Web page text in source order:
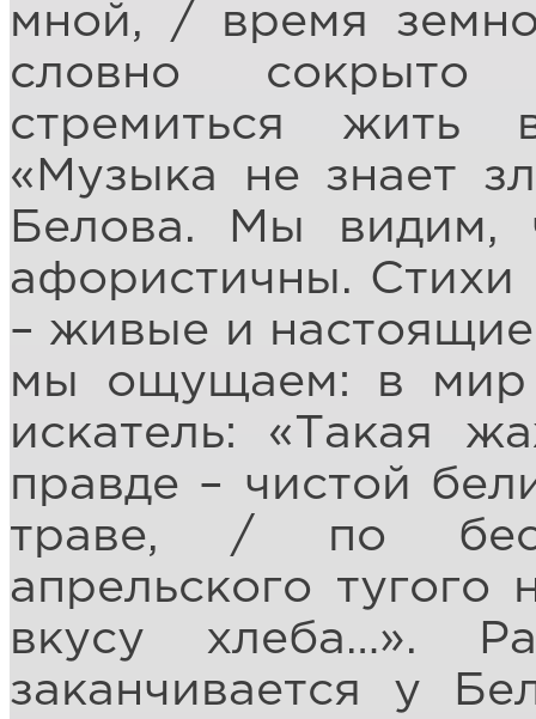
мной, / время
словно
стремиться жить
«Музыка не знает
Белова. Мы видим,
афористичны. Стихи
– живые и
мы ощущаем: в мир
искатель: «Такая
правде – чистой
траве, / по
апрельского
вкусу хлеба…».
заканчивается у